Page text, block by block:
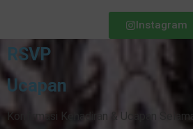
Instagram
RSVP
Ucapan
Konfirmasi Kehadiran & Ucapan